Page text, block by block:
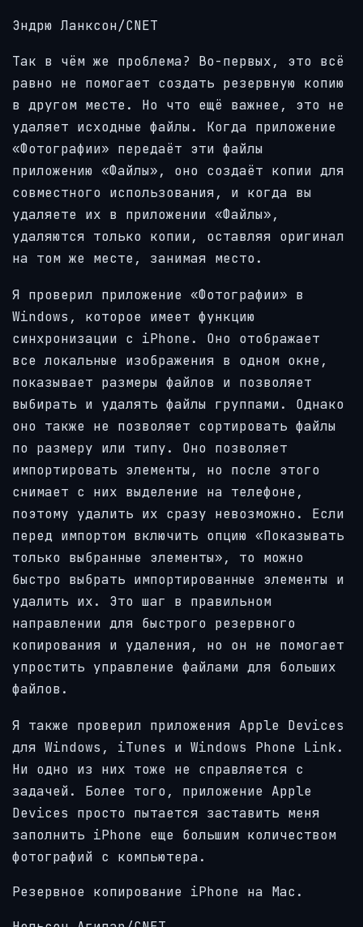
Эндрю Ланксон/CNET
Так в чём же проблема? Во-первых, это всё
равно не помогает создать резервную копию
в другом месте. Но что ещё важнее, это не
удаляет исходные файлы. Когда приложение
«Фотографии» передаёт эти файлы
приложению «Файлы», оно создаёт копии для
совместного использования, и когда вы
удаляете их в приложении «Файлы»,
удаляются только копии, оставляя оригинал
на том же месте, занимая место.
Я проверил приложение «Фотографии» в
Windows, которое имеет функцию
синхронизации с iPhone. Оно отображает
все локальные изображения в одном окне,
показывает размеры файлов и позволяет
выбирать и удалять файлы группами. Однако
оно также не позволяет сортировать файлы
по размеру или типу. Оно позволяет
импортировать элементы, но после этого
снимает с них выделение на телефоне,
поэтому удалить их сразу невозможно. Если
перед импортом включить опцию «Показывать
только выбранные элементы», то можно
быстро выбрать импортированные элементы и
удалить их. Это шаг в правильном
направлении для быстрого резервного
копирования и удаления, но он не помогает
упростить управление файлами для больших
файлов.
Я также проверил приложения Apple Devices
для Windows, iTunes и Windows Phone Link.
Ни одно из них тоже не справляется с
задачей. Более того, приложение Apple
Devices просто пытается заставить меня
заполнить iPhone еще большим количеством
фотографий с компьютера.
Резервное копирование iPhone на Mac.